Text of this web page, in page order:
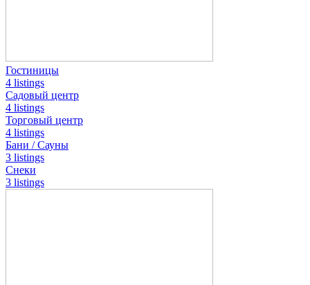
Гостиницы
4 listings
Садовый центр
4 listings
Торговый центр
4 listings
Бани / Сауны
3 listings
Снеки
3 listings